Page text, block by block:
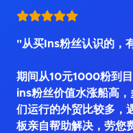
"从买Ins粉丝认识的，
期间从10元1000粉到
ins粉丝价值水涨船高
们运行的外贸比较多，
板亲自帮助解决，劳您